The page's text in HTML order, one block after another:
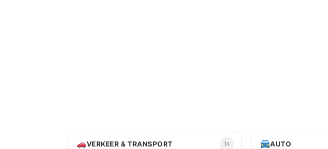
VERKEER & TRANSPORT 14 AUTO